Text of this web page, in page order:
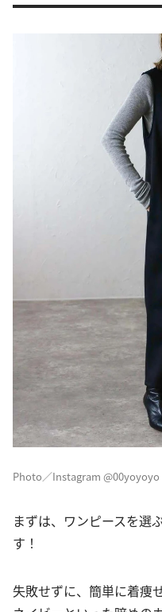
Photo／Instagram @00yoyoyo
まずは、ワンピースを選
す！
失敗せずに、簡単に着痩